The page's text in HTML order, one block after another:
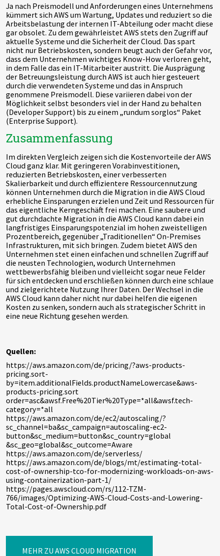
Ja nach Preismodell und Anforderungen eines Unternehmens
kümmert sich AWS um Wartung, Updates und reduziert so die
Arbeitsbelastung der internen IT-Abteilung oder macht diese
gar obsolet. Zu dem gewährleistet AWS stets den Zugriff auf
aktuelle Systeme und die Sicherheit der Cloud. Das spart
nicht nur Betriebskosten, sondern beugt auch der Gefahr vor,
dass dem Unternehmen wichtiges Know-How verloren geht,
in dem Falle das ein IT-Mitarbeiter austritt. Die Ausprägung
der Betreuungsleistung durch AWS ist auch hier gesteuert
durch die verwendeten Systeme und das in Anspruch
genommene Preismodell. Diese variieren dabei von der
Möglichkeit selbst besonders viel in der Hand zu behalten
(Developer Support) bis zu einem „rundum sorglos“ Paket
(Enterprise Support).
Zusammenfassung
Im direkten Vergleich zeigen sich die Kostenvorteile der AWS
Cloud ganz klar. Mit geringeren Vorabinvestitionen,
reduzierten Betriebskosten, einer verbesserten
Skalierbarkeit und durch effizientere Ressourcennutzung
können Unternehmen durch die Migration in die AWS Cloud
erhebliche Einsparungen erzielen und Zeit und Ressourcen für
das eigentliche Kerngeschäft frei machen. Eine saubere und
gut durchdachte Migration in die AWS Cloud kann dabei ein
langfristiges Einsparungspotenzial im hohen zweistelligen
Prozentbereich, gegenüber „Traditionellen“ On-Premises
Infrastrukturen, mit sich bringen. Zudem bietet AWS den
Unternehmen stet einen einfachen und schnellen Zugriff auf
die neusten Technologien, wodurch Unternehmen
wettbewerbsfähig bleiben und vielleicht sogar neue Felder
für sich entdecken und erschließen können durch eine schlaue
und zielgerichtete Nutzung Ihrer Daten. Der Wechsel in die
AWS Cloud kann daher nicht nur dabei helfen die eigenen
Kosten zu senken, sondern auch als strategischer Schritt in
eine neue Richtung gesehen werden.
Quellen:
https://aws.amazon.com/de/pricing/?aws-products-
pricing.sort-
by=item.additionalFields.productNameLowercase&aws-
products-pricing.sort
order=asc&awsf.Free%20Tier%20Type=*all&awsf.tech-
category=*all
https://aws.amazon.com/de/ec2/autoscaling/?
sc_channel=ba&sc_campaign=autoscaling-ec2-
button&sc_medium=button&sc_country=global
&sc_geo=global&sc_outcome=Aware
https://aws.amazon.com/de/serverless/
https://aws.amazon.com/de/blogs/mt/estimating-total-
cost-of-ownership-tco-for-modernizing-workloads-on-aws-
using-containerization-part-1/
https://pages.awscloud.com/rs/112-TZM-
766/images/Optimizing-AWS-Cloud-Costs-and-Lowering-
Total-Cost-of-Ownership.pdf
MEHR ZU AWS CLOUD MIGRATION